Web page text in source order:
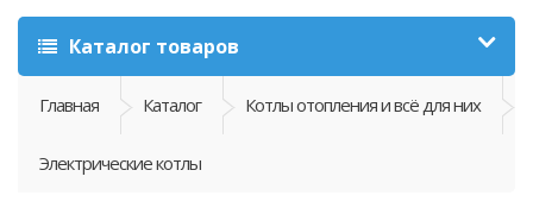
Каталог товаров
Главная Каталог Котлы отопления и всё для них
Электрические котлы